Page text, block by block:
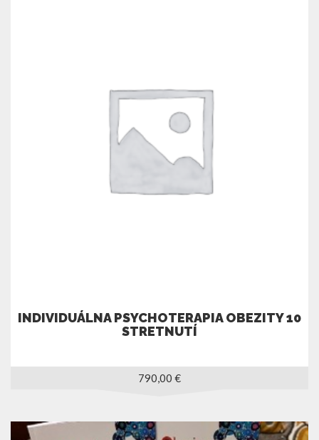
INDIVIDUÁLNA PSYCHOTERAPIA OBEZITY 10
STRETNUTÍ
790,00 €